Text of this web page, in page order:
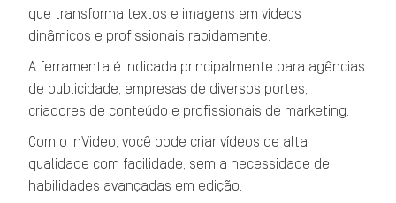
que transforma textos e imagens em vídeos
dinâmicos e profissionais rapidamente.
A ferramenta é indicada principalmente para agências
de publicidade, empresas de diversos portes,
criadores de conteúdo e profissionais de marketing.
Com o InVideo, você pode criar vídeos de alta
qualidade com facilidade, sem a necessidade de
habilidades avançadas em edição.